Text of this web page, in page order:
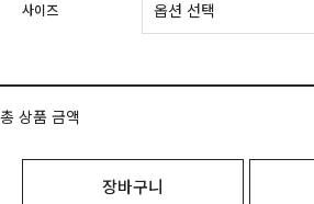
사이즈
총 상품 금액
장바구니